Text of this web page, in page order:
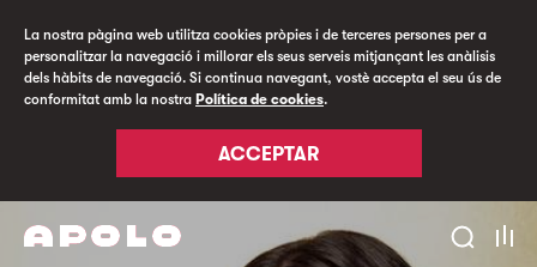
La nostra pàgina web utilitza cookies pròpies i de terceres persones per a
personalitzar la navegació i millorar els seus serveis mitjançant les anàlisis
dels hàbits de navegació. Si continua navegant, vostè accepta el seu ús de
conformitat amb la nostra Política de cookies.
ACCEPTAR